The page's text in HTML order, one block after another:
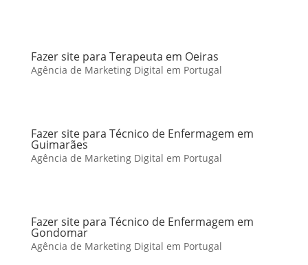
Fazer site para Terapeuta em Oeiras
Agência de Marketing Digital em Portugal
Fazer site para Técnico de Enfermagem em
Guimarães
Agência de Marketing Digital em Portugal
Fazer site para Técnico de Enfermagem em
Gondomar
Agência de Marketing Digital em Portugal